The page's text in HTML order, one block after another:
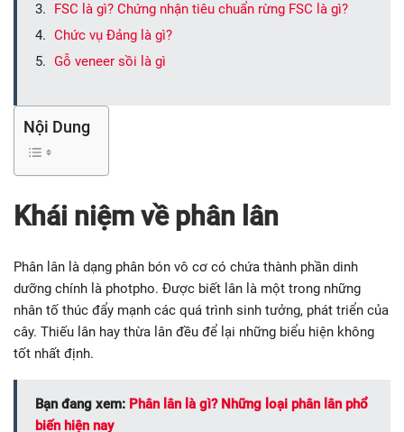
FSC là gì? Chứng nhận tiêu chuẩn rừng FSC là gì?
Chức vụ Đảng là gì?
Gỗ veneer sồi là gì
Nội Dung
Khái niệm về phân lân
Phân lân là dạng phân bón vô cơ có chứa thành phần dinh
dưỡng chính là photpho. Được biết lân là một trong những
nhân tố thúc đẩy mạnh các quá trình sinh tưởng, phát triển của
cây. Thiếu lân hay thừa lân đều để lại những biểu hiện không
tốt nhất định.
Bạn đang xem: Phân lân là gì? Những loại phân lân phổ
biến hiện nay